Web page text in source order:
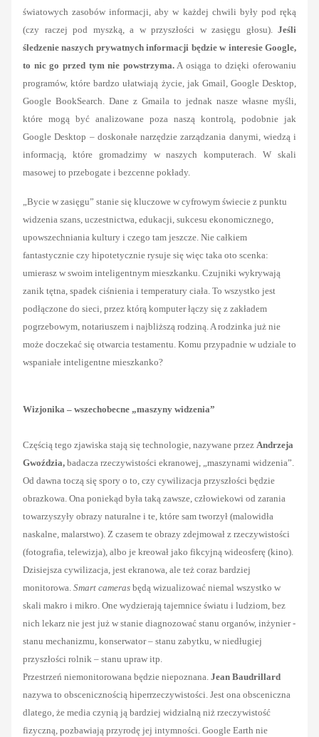
światowych zasobów informacji, aby w każdej chwili były pod ręką
(czy raczej pod myszką, a w przyszłości w zasięgu głosu). Jeśli
śledzenie naszych prywatnych informacji będzie w interesie Google,
to nic go przed tym nie powstrzyma.A osiąga to dzięki oferowaniu
programów, które bardzo ułatwiają życie, jak Gmail, Google Desktop,
Google BookSearch. Dane z Gmaila to jednak nasze własne myśli,
które mogą być analizowane poza naszą kontrolą, podobnie jak
Google Desktop – doskonałe narzędzie zarządzania danymi, wiedzą i
informacją, które gromadzimy w naszych komputerach. W skali
masowej to przebogate i bezcenne pokłady.
„Bycie w zasięgu” stanie się kluczowe w cyfrowym świecie z punktu
widzenia szans, uczestnictwa, edukacji, sukcesu ekonomicznego,
upowszechniania kultury i czego tam jeszcze. Nie całkiem
fantastycznie czy hipotetycznie rysuje się więc taka oto scenka:
umierasz w swoim inteligentnym mieszkanku. Czujniki wykrywają
zanik tętna, spadek ciśnienia i temperatury ciała. To wszystko jest
podłączone do sieci, przez którą komputer łączy się z zakładem
pogrzebowym, notariuszem i najbliższą rodziną. A rodzinka już nie
może doczekać się otwarcia testamentu. Komu przypadnie w udziale to
wspaniałe inteligentne mieszkanko?
Wizjonika – wszechobecne „maszyny widzenia”
Częścią tego zjawiska stają się technologie, nazywane przez Andrzeja
Gwoździa, badacza rzeczywistości ekranowej, „maszynami widzenia”.
Od dawna toczą się spory o to, czy cywilizacja przyszłości będzie
obrazkowa. Ona poniekąd była taką zawsze, człowiekowi od zarania
towarzyszyły obrazy naturalne i te, które sam tworzył (malowidła
naskalne, malarstwo). Z czasem te obrazy zdejmował z rzeczywistości
(fotografia, telewizja), albo je kreował jako fikcyjną wideosferę (kino).
Dzisiejsza cywilizacja, jest ekranowa, ale też coraz bardziej
monitorowa. Smart cameras będą wizualizować niemal wszystko w
skali makro i mikro. One wydzierają tajemnice światu i ludziom, bez
nich lekarz nie jest już w stanie diagnozować stanu organów, inżynier -
stanu mechanizmu, konserwator – stanu zabytku, w niedługiej
przyszłości rolnik – stanu upraw itp.
Przestrzeń niemonitorowana będzie niepoznana. Jean Baudrillard
nazywa to obscenicznością hiperrzeczywistości. Jest ona obsceniczna
dlatego, że media czynią ją bardziej widzialną niż rzeczywistość
fizyczną, pozbawiają przyrodę jej intymności. Google Earth nie